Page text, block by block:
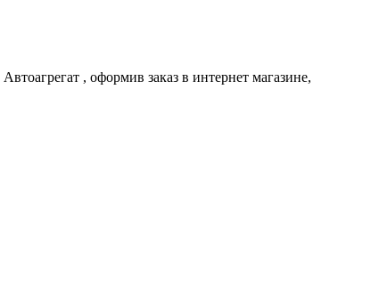
Автоагрегат , оформив заказ в интернет магазине,